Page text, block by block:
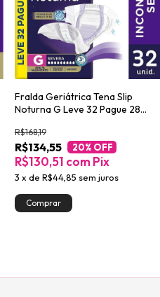
Fralda Geriátrica Tena Slip
Noturna G Leve 32 Pague 28
R$134,55
R$168,19
20% OFF
3 x de R$44,85 sem juros
R$130,51 com Pix